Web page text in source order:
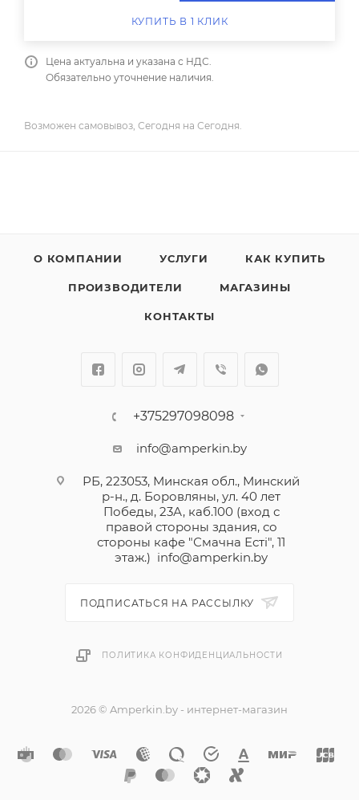
КУПИТЬ В 1 КЛИК
Цена актуальна и указана с НДС.
Обязательно уточнение наличия.
Возможен самовывоз, Сегодня на Сегодня.
О КОМПАНИИ УСЛУГИ КАК КУПИТЬ
ПРОИЗВОДИТЕЛИ МАГАЗИНЫ
КОНТАКТЫ
+375297098098
info@amperkin.by
РБ, 223053, Минская обл., Минский
р-н., д. Боровляны, ул. 40 лет
Победы, 23А, каб.100 (вход с
правой стороны здания, со
стороны кафе "Смачна Естi", 11
этаж.) info@amperkin.by
ПОДПИСАТЬСЯ НА РАССЫЛКУ
ПОЛИТИКА КОНФИДЕНЦИАЛЬНОСТИ
2026 © Amperkin.by - интернет-магазин